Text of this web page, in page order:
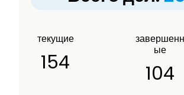
текущие
154
завершенн
ые
104